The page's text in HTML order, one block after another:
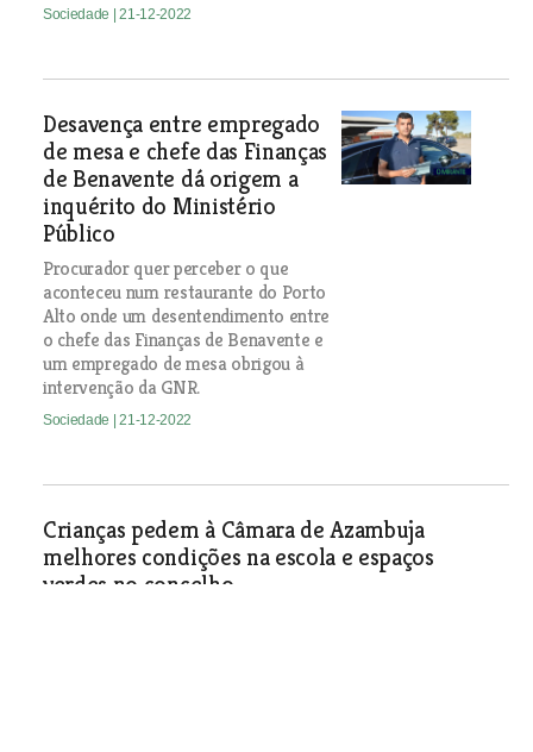
Sociedade | 21-12-2022
Desavença entre empregado
de mesa e chefe das Finanças
de Benavente dá origem a
inquérito do Ministério
Público
Procurador quer perceber o que
aconteceu num restaurante do Porto
Alto onde um desentendimento entre
o chefe das Finanças de Benavente e
um empregado de mesa obrigou à
intervenção da GNR.
Sociedade | 21-12-2022
Crianças pedem à Câmara de Azambuja
melhores condições na escola e espaços
verdes no concelho